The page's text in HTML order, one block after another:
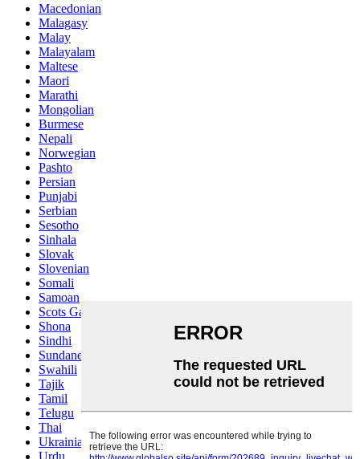
Macedonian
Malagasy
Malay
Malayalam
Maltese
Maori
Marathi
Mongolian
Burmese
Nepali
Norwegian
Pashto
Persian
Punjabi
Serbian
Sesotho
Sinhala
Slovak
Slovenian
Somali
Samoan
Scots Gaelic
Shona
Sindhi
Sundanese
Swahili
Tajik
Tamil
Telugu
Thai
Ukrainian